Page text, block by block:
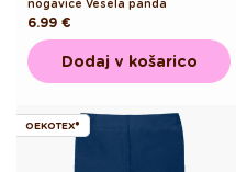
nogavice Vesela panda
Redna
cena
6.99 €
Dodaj v košarico
OEKOTEX®